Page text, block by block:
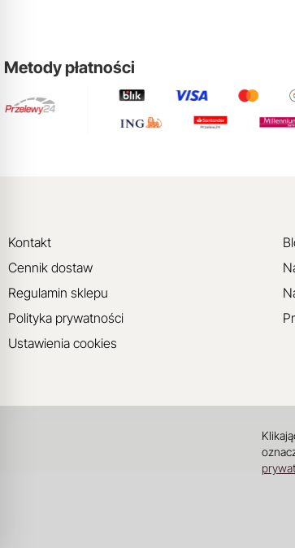
Metody płatności
Kontakt
Cennik dostaw
Regulamin sklepu
Polityka prywatności
Ustawienia cookies